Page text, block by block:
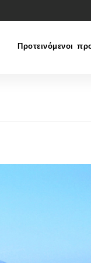
Προτεινόμενοι